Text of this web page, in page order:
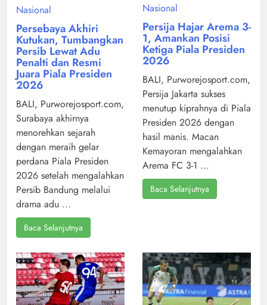
Nasional
Persebaya Akhiri
Kutukan, Tumbangkan
Persib Lewat Adu
Penalti dan Resmi
Juara Piala Presiden
2026
BALI, Purworejosport.com,
Surabaya akhirnya
menorehkan sejarah
dengan meraih gelar
perdana Piala Presiden
2026 setelah mengalahkan
Persib Bandung melalui
drama adu ...
Baca Selanjutnya
Nasional
Persija Hajar Arema 3-
1, Amankan Posisi
Ketiga Piala Presiden
2026
BALI, Purworejosport.com,
Persija Jakarta sukses
menutup kiprahnya di Piala
Presiden 2026 dengan
hasil manis. Macan
Kemayoran mengalahkan
Arema FC 3-1 ...
Baca Selanjutnya